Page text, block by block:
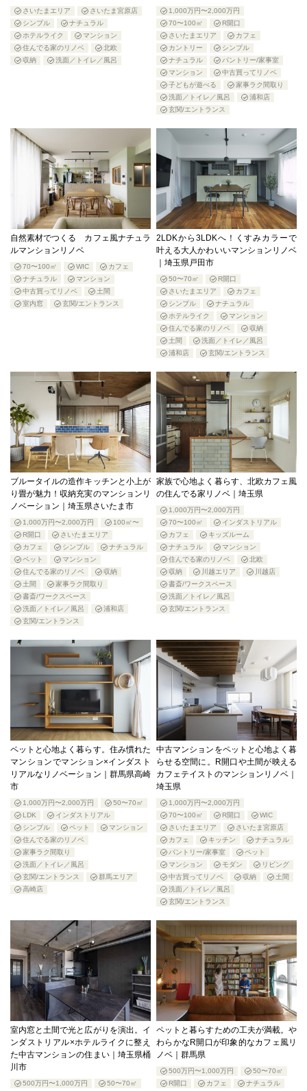
さいたまエリア
さいたま宮原店
シンプル
ナチュラル
ホテルライク
マンション
住んでる家のリノベ
北欧
収納
洗面／トイレ／風呂
1,000万円〜2,000万円
70〜100㎡
R開口
さいたまエリア
カフェ
カントリー
シンプル
ナチュラル
パントリー/家事室
マンション
中古買ってリノベ
子どもが遊べる
家事ラク間取り
洗面／トイレ／風呂
浦和店
玄関/エントランス
自然素材でつくる カフェ風ナチュラ
ルマンションリノベ
70〜100㎡ WIC
カフェ
ナチュラル
マンション
中古買ってリノベ
土間
室内窓
玄関/エントランス
2LDKから3LDKへ！くすみカラーで
叶える大人かわいいマンションリノベ
｜埼玉県戸田市
50〜70㎡
R開口
さいたまエリア
カフェ
シンプル
ナチュラル
ホテルライク
マンション
住んでる家のリノベ
収納
土間
洗面／トイレ／風呂
浦和店
玄関/エントランス
ブルータイルの造作キッチンと小上が
り畳が魅力！収納充実のマンションリ
ノベーション｜埼玉県さいたま市
1,000万円〜2,000万円
100㎡〜
R開口
さいたまエリア
カフェ
シンプル
ナチュラル
ペット
マンション
住んでる家のリノベ
収納
土間
家事ラク間取り
書斎/ワークスペース
洗面／トイレ／風呂
浦和店
玄関/エントランス
家族で心地よく暮らす、北欧カフェ風
の住んでる家リノベ｜埼玉県
1,000万円〜2,000万円
70〜100㎡
インダストリアル
カフェ
キッズルーム
ナチュラル
マンション
住んでる家のリノベ
北欧
収納
川越エリア
川越店
書斎/ワークスペース
洗面／トイレ／風呂
玄関/エントランス
ペットと心地よく暮らす。住み慣れた
マンションでマンション×インダスト
リアルなリノベーション｜群馬県高崎
市
1,000万円〜2,000万円
50〜70㎡
LDK
インダストリアル
シンプル
ペット
マンション
住んでる家のリノベ
家事ラク間取り
洗面／トイレ／風呂
玄関/エントランス
群馬エリア
高崎店
中古マンションをペットと心地よく暮
らせる空間に。R開口や土間が映える
カフェテイストのマンションリノベ｜
埼玉県
1,000万円〜2,000万円
70〜100㎡
R開口
WIC
さいたまエリア
さいたま宮原店
カフェ
キッチン
ナチュラル
パントリー/家事室
ペット
マンション
モダン
リビング
中古買ってリノベ
収納
土間
洗面／トイレ／風呂
玄関/エントランス
室内窓と土間で光と広がりを演出。イ
ンダストリアル×ホテルライクに整え
た中古マンションの住まい｜埼玉県桶
川市
500万円〜1,000万円
50〜70㎡
ペットと暮らすための工夫が満載。や
わらかなR開口が印象的なカフェ風リ
ノベ｜群馬県
500万円〜1,000万円
50〜70㎡
R開口
カフェ
ナチュラル